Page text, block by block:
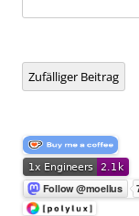
Zufälliger Beitrag